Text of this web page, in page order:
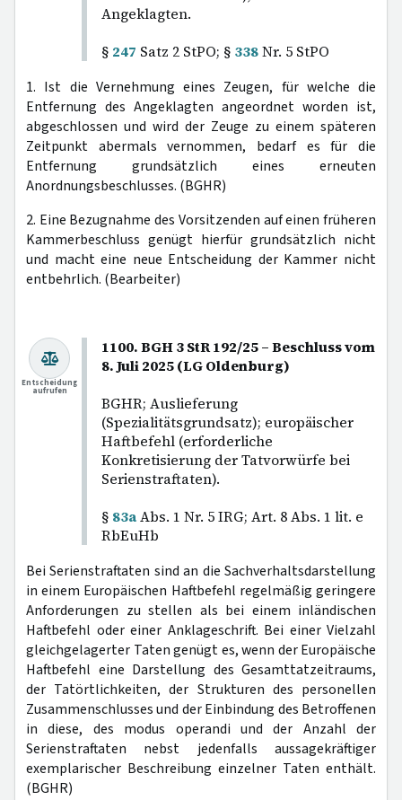
Angeklagten.
§ 247 Satz 2 StPO; § 338Nr. 5 StPO
1. Ist die Vernehmung eines Zeugen, für welche die
Entfernung des Angeklagten angeordnet worden ist,
abgeschlossen und wird der Zeuge zu einem späteren
Zeitpunkt abermals vernommen, bedarf es für die
Entfernung grundsätzlich eines erneuten
Anordnungsbeschlusses. (BGHR)
2. Eine Bezugnahme des Vorsitzenden auf einen früheren
Kammerbeschluss genügt hierfür grundsätzlich nicht
und macht eine neue Entscheidung der Kammer nicht
entbehrlich. (Bearbeiter)
1100. BGH 3 StR 192/25 – Beschluss vom
8. Juli 2025 (LG Oldenburg)
BGHR; Auslieferung
(Spezialitätsgrundsatz); europäischer
Haftbefehl (erforderliche
Konkretisierung der Tatvorwürfe bei
Serienstraftaten).
§ 83aAbs. 1 Nr. 5 IRG; Art. 8 Abs. 1 lit. e
RbEuHb
Entscheidung
aufrufen
Bei Serienstraftaten sind an die Sachverhaltsdarstellung
in einem Europäischen Haftbefehl regelmäßig geringere
Anforderungen zu stellen als bei einem inländischen
Haftbefehl oder einer Anklageschrift. Bei einer Vielzahl
gleichgelagerter Taten genügt es, wenn der Europäische
Haftbefehl eine Darstellung des Gesamttatzeitraums,
der Tatörtlichkeiten, der Strukturen des personellen
Zusammenschlusses und der Einbindung des Betroffenen
in diese, des modus operandi und der Anzahl der
Serienstraftaten nebst jedenfalls aussagekräftiger
exemplarischer Beschreibung einzelner Taten enthält.
(BGHR)